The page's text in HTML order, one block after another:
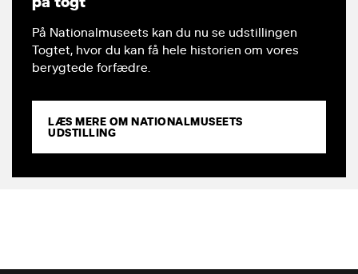
På Nationalmuseets kan du nu se udstillingen
Togtet, hvor du kan få hele historien om vores
berygtede forfædre.
LÆS MERE OM NATIONALMUSEETS
UDSTILLING